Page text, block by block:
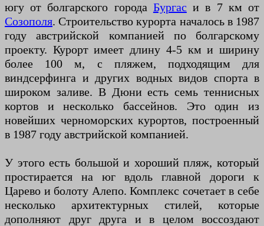
югу от болгарского города Бургас и в 7 км от
Созополя. Строительство курорта началось в 1987
году австрийской компанией по болгарскому
проекту. Курорт имеет длину 4-5 км и ширину
более 100 м, с пляжем, подходящим для
виндсерфинга и других водных видов спорта в
широком заливе. В Дюни есть семь теннисных
кортов и несколько бассейнов. Это один из
новейших черноморских курортов, построенный
в 1987 году австрийской компанией.
У этого есть большой и хороший пляж, который
простирается на юг вдоль главной дороги к
Царево и болоту Алепо. Комплекс сочетает в себе
несколько архитектурных стилей, которые
дополняют друг друга и в целом воссоздают